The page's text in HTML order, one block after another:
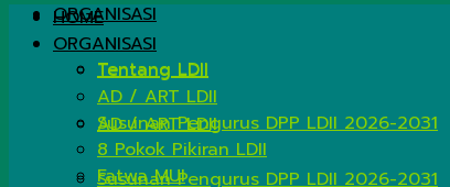
ORGANISASI
Tentang LDII
AD / ART LDII
Susunan Pengurus DPP LDII 2026-2031
HOME
ORGANISASI
Tentang LDII
AD / ART LDII
Susunan Pengurus DPP LDII 2026-2031
8 Pokok Pikiran LDII
Fatwa MUI